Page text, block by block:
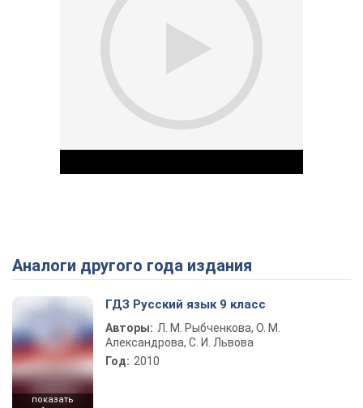
Play Video
Аналоги другого года издания
показать
ГДЗ Русский язык 9 класс
Авторы: Л. М. Рыбченкова, О. М.
Александрова, С. И. Львова
Год: 2010